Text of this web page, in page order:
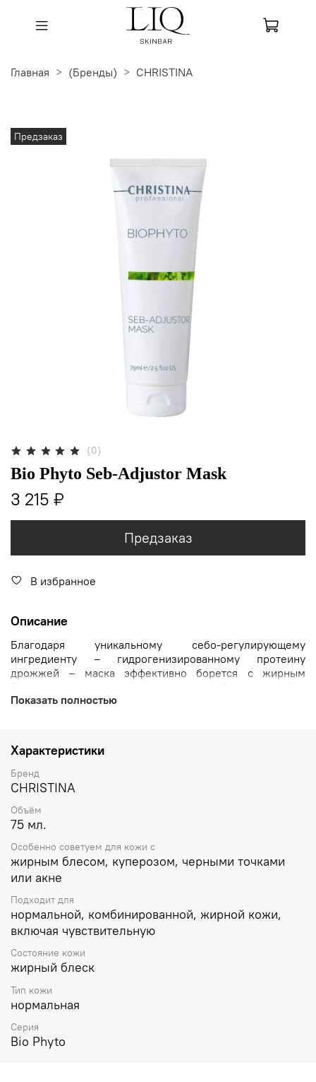
Главная (Бренды) CHRISTINA
Предзаказ
(0)
Bio Phyto Seb-Adjustor Mask
3 215 ₽
Предзаказ
В избранное
Описание
Благодаря уникальному себо-регулирующему
ингредиенту – гидрогенизированному протеину
дрожжей – маска эффективно борется с жирным
матовой. Очищает и освежает кожу, суживает поры.
бархатистой.
Показать полностью
Характеристики
Бренд
CHRISTINA
Объём
75 мл.
Особенно советуем для кожи с
жирным блесом, куперозом, черными точками
или акне
Подходит для
нормальной, комбинированной, жирной кожи,
включая чувствительную
Состояние кожи
жирный блеск
Тип кожи
нормальная
Серия
Bio Phyto